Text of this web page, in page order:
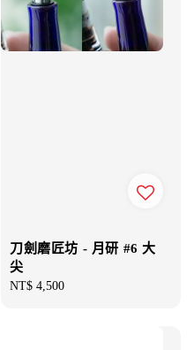
刀劍磨匠坊 - 月研 #6 大
尖
Regular
NT$ 4,500